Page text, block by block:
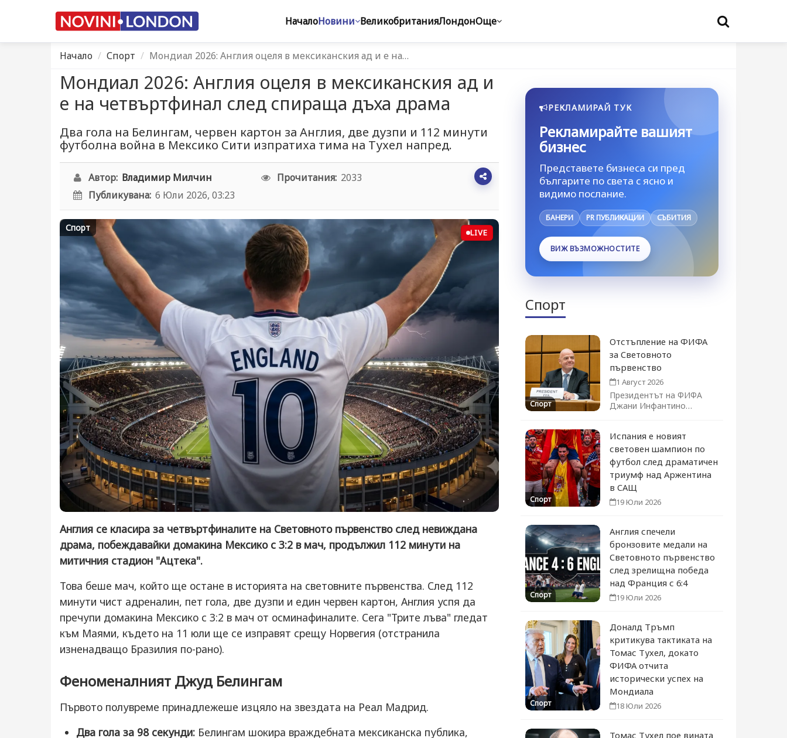
НачалоНовини ВеликобританияЛондонОще
Начало Спорт Мондиал 2026: Англия оцеля в мексиканския ад и е на…
Мондиал 2026: Англия оцеля в мексиканския ад и
е на четвъртфинал след спираща дъха драма
Два гола на Белингам, червен картон за Англия, две дузпи и 112 минути
футболна война в Мексико Сити изпратиха тима на Тухел напред.
Автор: Владимир Милчин Прочитания: 2033
Публикувана: 6 Юли 2026, 03:23
Спорт LIVE
Англия се класира за четвъртфиналите на Световното първенство след невиждана
драма, побеждавайки домакина Мексико с 3:2 в мач, продължил 112 минути на
митичния стадион "Ацтека".
Това беше мач, който ще остане в историята на световните първенства. След 112
минути чист адреналин, пет гола, две дузпи и един червен картон, Англия успя да
пречупи домакина Мексико с 3:2 в мач от осминафиналите. Сега "Трите лъва" гледат
към Маями, където на 11 юли ще се изправят срещу Норвегия (отстранила
изненадващо Бразилия по-рано).
Феноменалният Джуд Белингам
Първото полувреме принадлежеше изцяло на звездата на Реал Мадрид.
Два гола за 98 секунди: Белингам шокира враждебната мексиканска публика,
РЕКЛАМИРАЙ ТУК
Рекламирайте вашият
бизнес
Представете бизнеса си пред
българите по света с ясно и
видимо послание.
БАНЕРИ PR ПУБЛИКАЦИИ СЪБИТИЯ
ВИЖ ВЪЗМОЖНОСТИТЕ
Спорт
Спорт
Отстъпление на ФИФА
за Световното
първенство
1 Август 2026
Президентът на ФИФА
Джани Инфантино
Спорт
Испания е новият
световен шампион по
футбол след драматичен
триумф над Аржентина
в САЩ
19 Юли 2026
Спорт
Англия спечели
бронзовите медали на
Световното първенство
след зрелищна победа
над Франция с 6:4
19 Юли 2026
Спорт
Доналд Тръмп
критикува тактиката на
Томас Тухел, докато
ФИФА отчита
исторически успех на
Мондиала
18 Юли 2026
Томас Тухел пое вината